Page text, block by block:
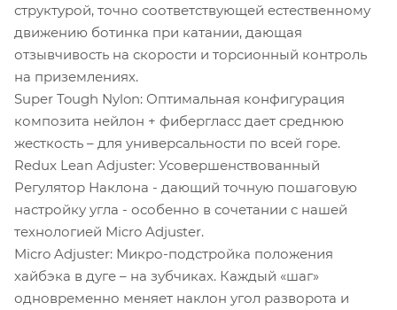
структурой, точно соответствующей естественному
движению ботинка при катании, дающая
отзывчивость на скорости и торсионный контроль
на приземлениях.
Super Tough Nylon: Оптимальная конфигурация
композита нейлон + фибергласс дает среднюю
жесткость – для универсальности по всей горе.
Redux Lean Adjuster: Усовершенствованный
Регулятор Наклона - дающий точную пошаговую
настройку угла - особенно в сочетании с нашей
технологией Micro Adjuster.
Micro Adjuster: Микро-подстройка положения
хайбэка в дуге – на зубчиках. Каждый «шаг»
одновременно меняет наклон угол разворота и